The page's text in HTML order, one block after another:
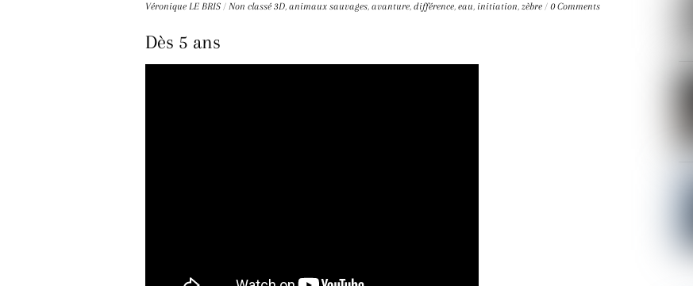
Véronique LE BRIS / Non classé 3D, animaux sauvages, avanture, différence, eau, initiation, zèbre / 0 Comments
Dès 5 ans